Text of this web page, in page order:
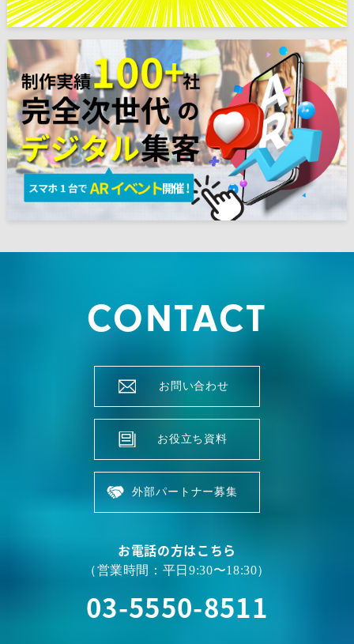
CONTACT
お問い合わせ
お役立ち資料
外部パートナー募集
お電話の方はこちら
（営業時間：平日9:30〜18:30）
03-5550-8511